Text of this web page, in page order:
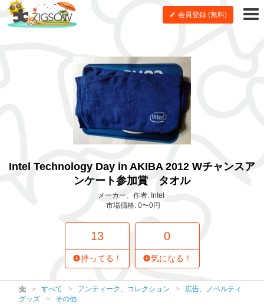
会員登録 (無料)
Intel Technology Day in AKIBA 2012 Wチャンスア
ンケート参加賞 タオル
メーカー、作者: Intel
市場価格: 0〜0円
13
持ってる！
0
気になる！
すべて アンティーク、コレクション
広告、ノベルティ
グッズ
その他